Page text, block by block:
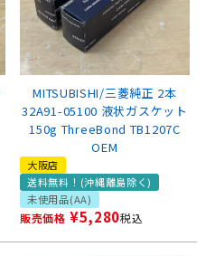
MITSUBISHI/三菱純正 2本
32A91-05100 液状ガスケット
150g ThreeBond TB1207C
OEM
大阪店
送料無料！(沖縄離島除く)
未使用品(AA)
販売価格 ¥5,280税込